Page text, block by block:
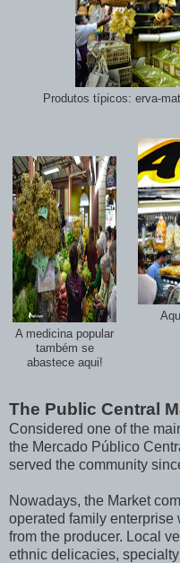
Produtos típicos: erva-
A medicina popular
também se
abastece aqui!
The Public Central
Considered one of the
the Mercado Público
served the community
Nowadays, the Market
operated family enterprise
from the producer. Local
ethnic delicacies,